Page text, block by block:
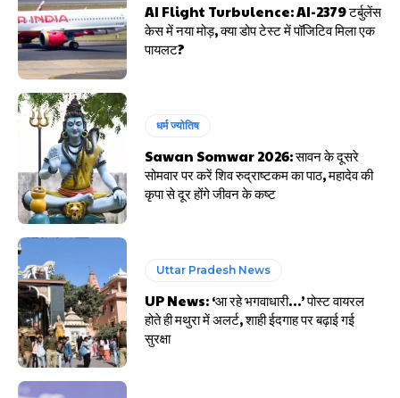
AI Flight Turbulence: AI-2379 टर्बुलेंस
केस में नया मोड़, क्या डोप टेस्ट में पॉजिटिव मिला एक
पायलट?
धर्म ज्योतिष
Sawan Somwar 2026: सावन के दूसरे
सोमवार पर करें शिव रुद्राष्टकम का पाठ, महादेव की
कृपा से दूर होंगे जीवन के कष्ट
Uttar Pradesh News
UP News: ‘आ रहे भगवाधारी…’ पोस्ट वायरल
होते ही मथुरा में अलर्ट, शाही ईदगाह पर बढ़ाई गई
सुरक्षा